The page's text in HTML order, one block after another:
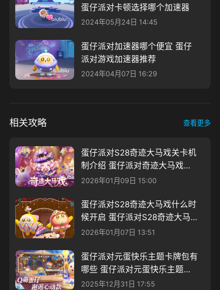
蛋仔派对卡顿选择哪个加速器
2024年05月24日 14:45
蛋仔派对加速器哪个便宜 蛋仔
派对游戏加速器推荐
2024年04月07日 16:29
相关攻略 查看更多
蛋仔派对S28奇迹大马戏关卡机
制介绍 蛋仔派对奇迹大马戏关
卡机制分享
2026年01月09日 15:00
蛋仔派对S28奇迹大马戏什么时
候开启 蛋仔派对S28奇迹大马
戏介绍
2026年01月07日 13:51
蛋仔派对元蛋快乐主题卡牌包有
哪些 蛋仔派对元蛋快乐主题卡
牌包介绍
2025年12月31日 17:55